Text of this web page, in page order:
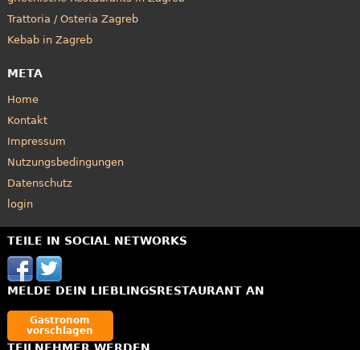
Trattoria / Osteria Zagreb
Kebab in Zagreb
META
Home
Kontakt
Impressum
Nutzungsbedingungen
Datenschutz
login
TEILE IN SOCIAL NETWORKS
MELDE DEIN LIEBLINGSRESTAURANT AN
Gastronom
vorschlagen